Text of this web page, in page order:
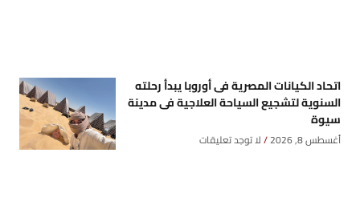
اتحاد الكيانات المصرية فى أوروبا يبدأ رحلته
السنوية لتشجيع السياحة العلاجية فى مدينة
سيوة
أغسطس 8, 2026 لا توجد تعليقات